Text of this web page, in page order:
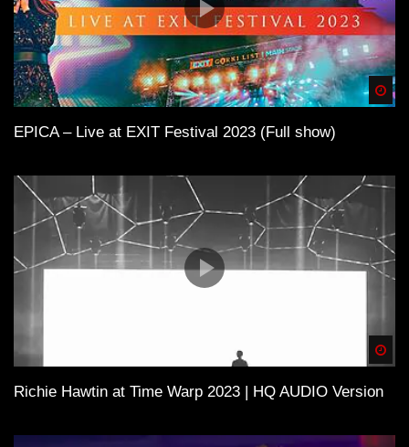
EPICA – Live at EXIT Festival 2023 (Full show)
Richie Hawtin at Time Warp 2023 | HQ AUDIO Version